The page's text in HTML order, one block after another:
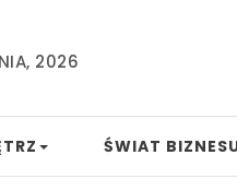
2026
ŚWIAT